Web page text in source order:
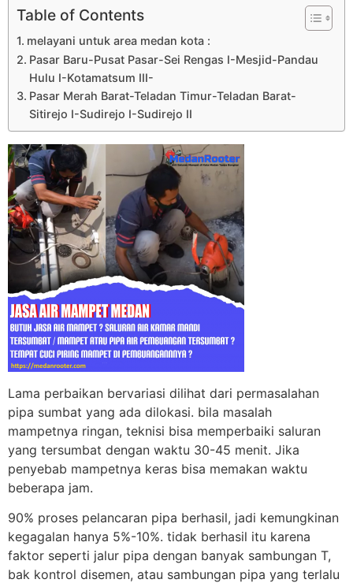
Table of Contents
melayani untuk area medan kota :
Pasar Baru-Pusat Pasar-Sei Rengas I-Mesjid-Pandau
Hulu I-Kotamatsum III-
Pasar Merah Barat-Teladan Timur-Teladan Barat-
Sitirejo I-Sudirejo I-Sudirejo II
Lama perbaikan bervariasi dilihat dari permasalahan
pipa sumbat yang ada dilokasi. bila masalah
mampetnya ringan, teknisi bisa memperbaiki saluran
yang tersumbat dengan waktu 30-45 menit. Jika
penyebab mampetnya keras bisa memakan waktu
beberapa jam.
90% proses pelancaran pipa berhasil, jadi kemungkinan
kegagalan hanya 5%-10%. tidak berhasil itu karena
faktor seperti jalur pipa dengan banyak sambungan T,
bak kontrol disemen, atau sambungan pipa yang terlalu